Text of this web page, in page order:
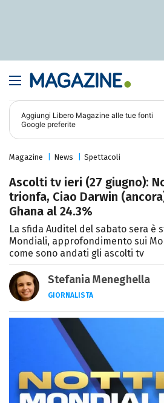
Aggiungi Libero Magazine alle tue fonti
Google preferite
Magazine News Spettacoli
Ascolti tv ieri (27 giugno):
trionfa, Ciao Darwin
Ghana al 24.3%
La sfida Auditel del sabato sera è
Mondiali, approfondimento sui
come sono andati gli ascolti tv
Stefania Meneghella
GIORNALISTA
Giornalista
d’arte, sono autrice di
fondatrice di Kosmo